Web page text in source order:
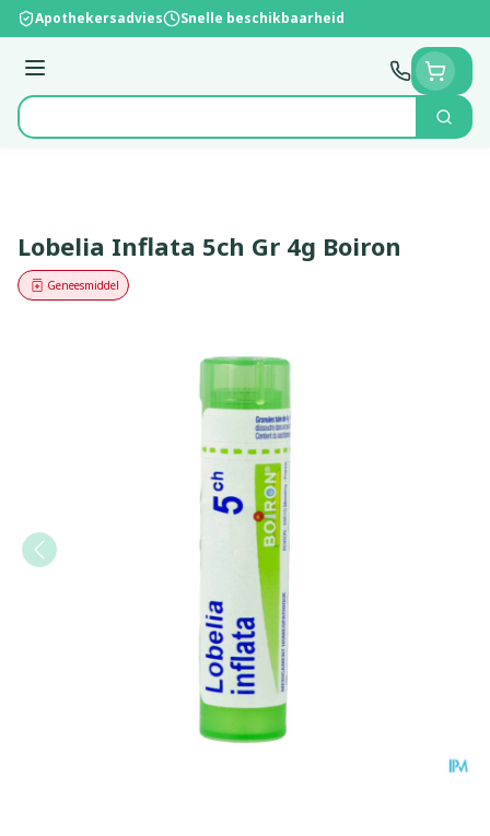
Ga naar de inhoud
Apothekersadvies Snelle beschikbaarheid
Menu
Product, merk, categorie...
Zoek
Lobelia Inflata 5ch Gr 4g Boiron
Geneesmiddel